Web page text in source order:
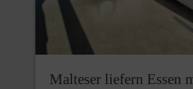
Malteser liefern Essen